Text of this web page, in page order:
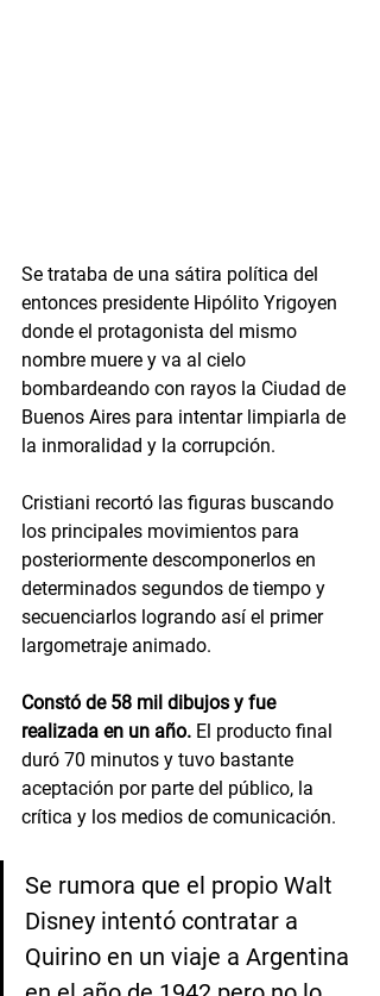
Se trataba de una sátira política del
entonces presidente Hipólito Yrigoyen
donde el protagonista del mismo
nombre muere y va al cielo
bombardeando con rayos la Ciudad de
Buenos Aires para intentar limpiarla de
la inmoralidad y la corrupción.
Cristiani recortó las figuras buscando
los principales movimientos para
posteriormente descomponerlos en
determinados segundos de tiempo y
secuenciarlos logrando así el primer
largometraje animado.
Constó de 58 mil dibujos y fue
realizada en un año. El producto final
duró 70 minutos y tuvo bastante
aceptación por parte del público, la
crítica y los medios de comunicación.
Se rumora que el propio Walt
Disney intentó contratar a
Quirino en un viaje a Argentina